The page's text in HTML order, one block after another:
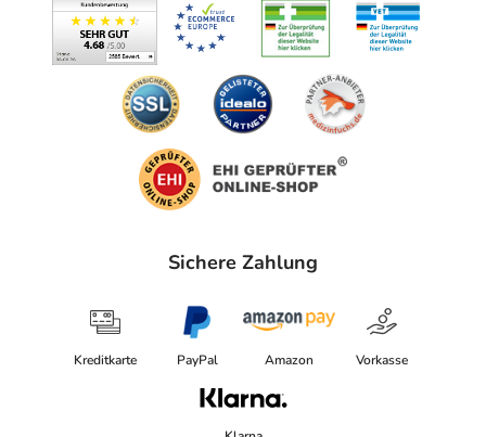
Sichere Zahlung
Kreditkarte PayPal Amazon Vorkasse